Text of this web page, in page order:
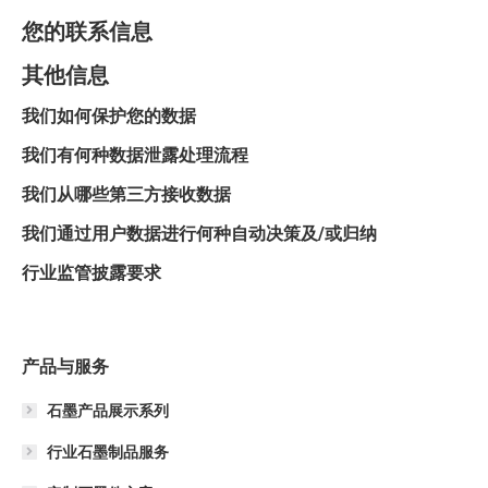
您的联系信息
其他信息
我们如何保护您的数据
我们有何种数据泄露处理流程
我们从哪些第三方接收数据
我们通过用户数据进行何种自动决策及/或归纳
行业监管披露要求
产品与服务
石墨产品展示系列
行业石墨制品服务